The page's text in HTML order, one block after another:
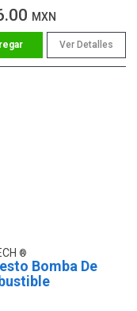
MXN
Ver Detalles
Bomba De